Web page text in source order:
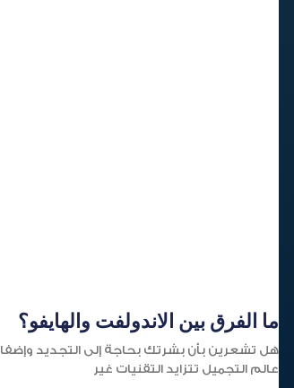
ما الفرق بين الاندولفت والهايفو؟
هل تشعرين بأن بشرتك بحاجة إلى التجديد
عالم التجميل تتزايد التقنيات غير